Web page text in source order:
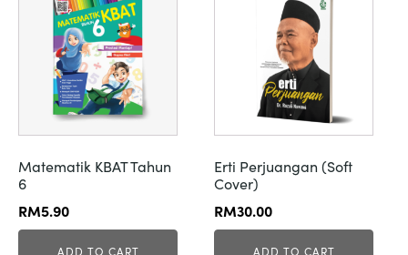
Matematik KBAT Tahun
6
RM5.90
ADD TO CART
Erti Perjuangan (Soft
Cover)
RM30.00
ADD TO CART